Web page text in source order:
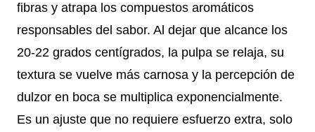
fibras y atrapa los compuestos aromáticos
responsables del sabor. Al dejar que alcance los
20-22 grados centígrados, la pulpa se relaja, su
textura se vuelve más carnosa y la percepción de
dulzor en boca se multiplica exponencialmente.
Es un ajuste que no requiere esfuerzo extra, solo